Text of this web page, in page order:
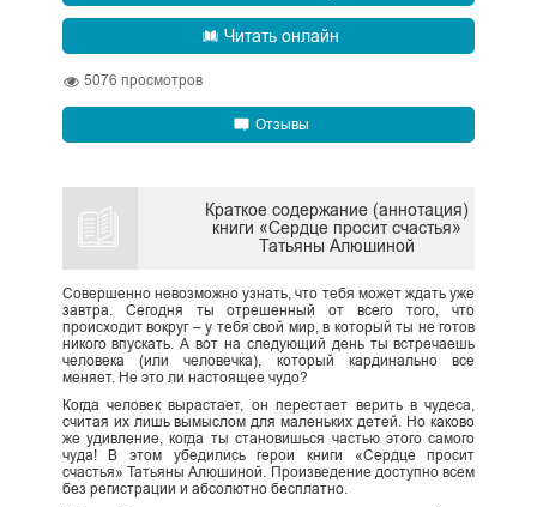
Читать онлайн
5076 просмотров
Отзывы
Краткое содержание (аннотация)
книги «Сердце просит счастья»
Татьяны Алюшиной
Совершенно невозможно узнать, что тебя может ждать уже
завтра. Сегодня ты отрешенный от всего того, что
происходит вокруг – у тебя свой мир, в который ты не готов
никого впускать. А вот на следующий день ты встречаешь
человека (или человечка), который кардинально все
меняет. Не это ли настоящее чудо?
Когда человек вырастает, он перестает верить в чудеса,
считая их лишь вымыслом для маленьких детей. Но каково
же удивление, когда ты становишься частью этого самого
чуда! В этом убедились герои книги «Сердце просит
счастья» Татьяны Алюшиной. Произведение доступно всем
без регистрации и абсолютно бесплатно.